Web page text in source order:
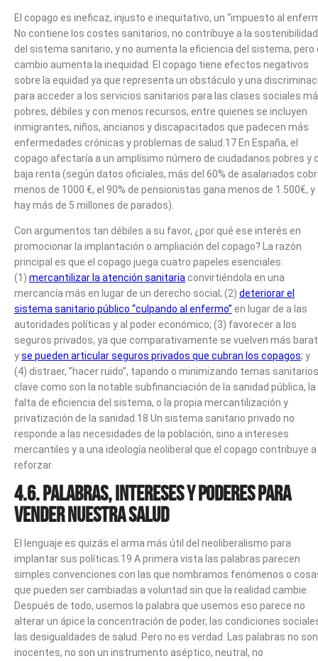
El copago es ineficaz, injusto e inequitativo, un “impuesto al
No contiene los costes sanitarios, no contribuye a la sostenibilidad
del sistema sanitario, y no aumenta la eficiencia del sistema, pero
cambio aumenta la inequidad. El copago tiene efectos negativos
sobre la equidad ya que representa un obstáculo y una
para acceder a los servicios sanitarios para las clases sociales
pobres, débiles y con menos recursos, entre quienes se incluyen
inmigrantes, niños, ancianos y discapacitados que padecen más
enfermedades crónicas y problemas de salud.17 En España, el
copago afectaría a un amplísimo número de ciudadanos pobres y
baja renta (según datos oficiales, más del 60% de asalariados
menos de 1000 €, el 90% de pensionistas gana menos de 1.500€, y
hay más de 5 millones de parados).
Con argumentos tan débiles a su favor, ¿por qué ese interés en
promocionar la implantación o ampliación del copago? La razón
principal es que el copago juega cuatro papeles esenciales:
(1) mercantilizar la atención sanitaria convirtiéndola en una
mercancía más en lugar de un derecho social; (2) deteriorar el
sistema sanitario público “culpando al enfermo” en lugar de a las
autoridades políticas y al poder económico; (3) favorecer a los
seguros privados, ya que comparativamente se vuelven más
yse pueden articular seguros privados que cubran los copagos; y
(4) distraer, ”hacer ruido”, tapando o minimizando temas sanitarios
clave como son la notable subfinanciación de la sanidad pública, la
falta de eficiencia del sistema, o la propia mercantilización y
privatización de la sanidad.18 Un sistema sanitario privado no
responde a las necesidades de la población, sino a intereses
mercantiles y a una ideología neoliberal que el copago contribuye a
reforzar.
4.6. Palabras, intereses y poderes para
vender nuestra salud
El lenguaje es quizás el arma más útil del neoliberalismo para
implantar sus políticas.19 A primera vista las palabras parecen
simples convenciones con las que nombramos fenómenos o
que pueden ser cambiadas a voluntad sin que la realidad cambie.
Después de todo, usemos la palabra que usemos eso parece no
alterar un ápice la concentración de poder, las condiciones
las desigualdades de salud. Pero no es verdad. Las palabras no son
inocentes, no son un instrumento aséptico, neutral, no